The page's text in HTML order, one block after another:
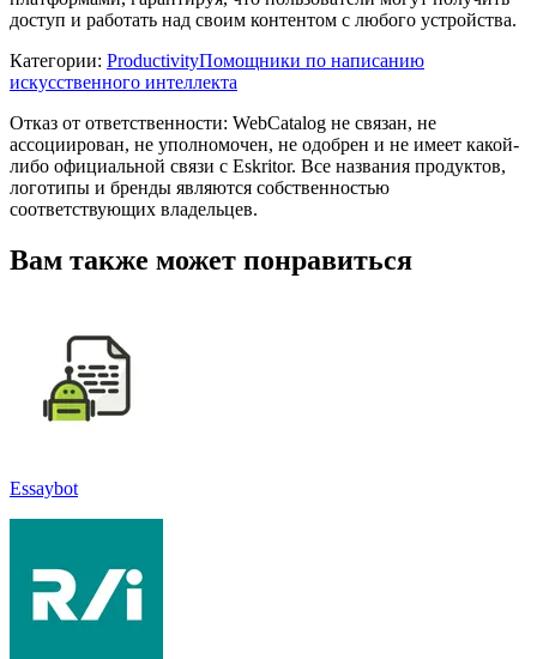
доступ и работать над своим контентом с любого устройства.
Категории: ProductivityПомощники по написанию
искусственного интеллекта
Отказ от ответственности: WebCatalog не связан, не
ассоциирован, не уполномочен, не одобрен и не имеет какой-
либо официальной связи с Eskritor. Все названия продуктов,
логотипы и бренды являются собственностью
соответствующих владельцев.
Вам также может понравиться
Essaybot